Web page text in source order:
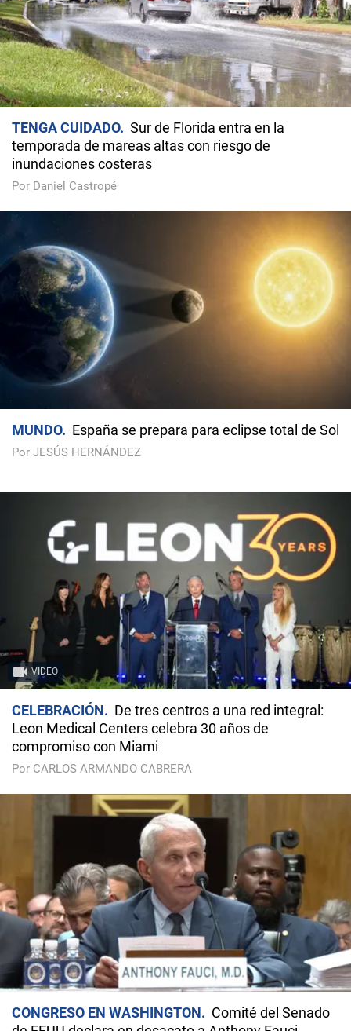
TENGA CUIDADO
Sur de Florida entra en la
temporada de mareas altas con riesgo de
inundaciones costeras
Por Daniel Castropé
MUNDO España se prepara para eclipse total de Sol
Por JESÚS HERNÁNDEZ
VIDEO
CELEBRACIÓN
De tres centros a una red integral:
Leon Medical Centers celebra 30 años de
compromiso con Miami
Por CARLOS ARMANDO CABRERA
CONGRESO EN WASHINGTON
Comité del Senado